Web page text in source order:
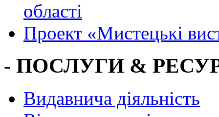
області
Проект «Мистецькі
- ПОСЛУГИ &
Видавнича діяльність